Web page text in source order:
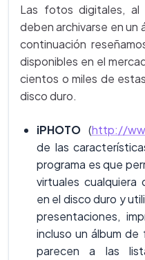
Las fotos digitales, al
deben archivarse en un
continuación
disponibles en el
cientos o miles de
disco duro.
iPHOTO (http://
de las
programa es que
virtuales
en el disco duro y
presentaciones,
incluso un álbum
parecen a las